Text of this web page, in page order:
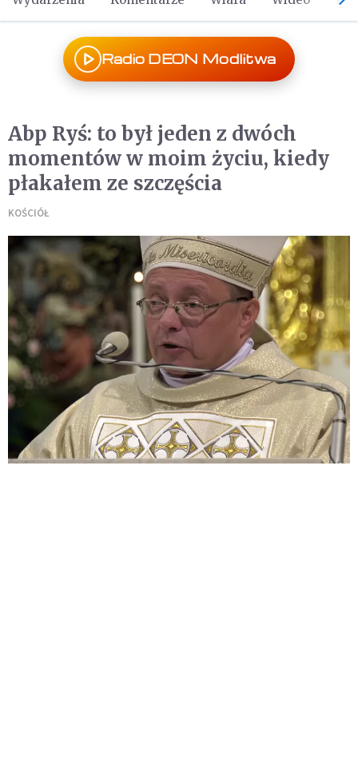
Radio DEON Modlitwa
Abp Ryś: to był jeden z dwóch
momentów w moim życiu, kiedy
płakałem ze szczęścia
KOŚCIÓŁ